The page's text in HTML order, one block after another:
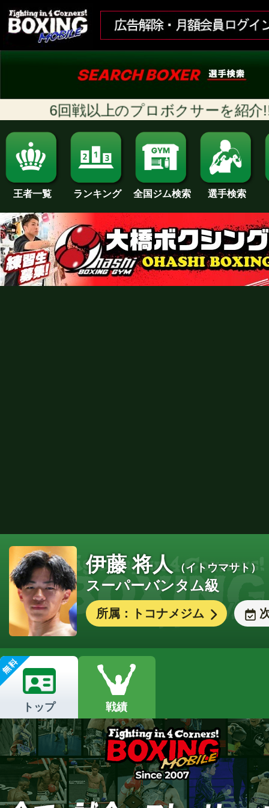
6回戦以上のプロボクサーを紹介!! [
王者一覧 ランキング 全国ジム検索 選手検索
伊藤 将人 （イトウマサト）
スーパーバンタム級
所属：トコナメジム
トップ 戦績